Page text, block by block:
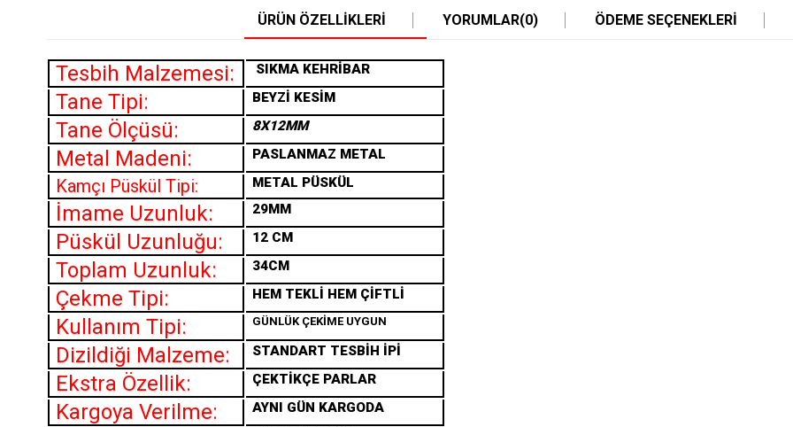
ÜRÜN ÖZELLIKLERI YORUMLAR(0) ÖDEME SEÇENEKLERI
Tesbih Malzemesi: SIKMA KEHRİBAR
Tane Tipi: BEYZİ KESİM
Tane Ölçüsü: 8X12MM
Metal Madeni: PASLANMAZ METAL
Kamçı Püskül Tipi: METAL PÜSKÜL
İmame Uzunluk: 29MM
Püskül Uzunluğu: 12 CM
Toplam Uzunluk: 34CM
Çekme Tipi: HEM TEKLİ HEM ÇİFTLİ
Kullanım Tipi: GÜNLÜK ÇEKİME UYGUN
Dizildiği Malzeme: STANDART TESBİH İPİ
Ekstra Özellik: ÇEKTİKÇE PARLAR
Kargoya Verilme: AYNI GÜN KARGODA